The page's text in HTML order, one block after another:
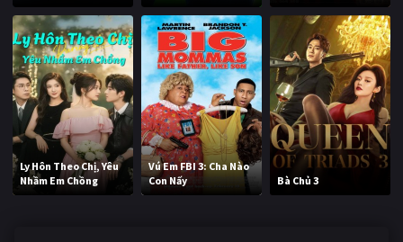
Ly Hôn Theo Chị, Yêu
Nhầm Em Chồng
Vú Em FBI 3: Cha Nào
Con Nấy
Bà Chủ 3